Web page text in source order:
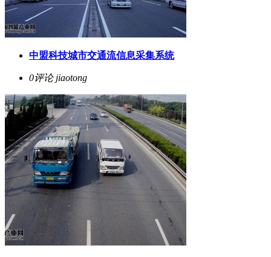
中盟科技城市交通流信息采集系统
0评论jiaotong